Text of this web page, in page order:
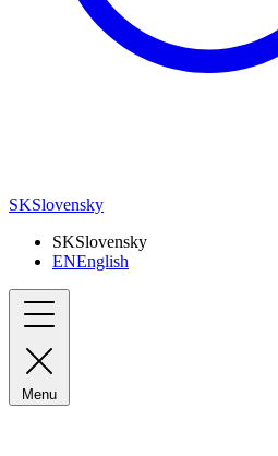
SKSlovensky
SKSlovensky
ENEnglish
Menu